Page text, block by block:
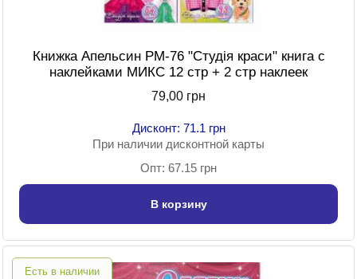
Книжка Апельсин РМ-76 "Студія краси" книга с
наклейками МИКС 12 стр + 2 стр наклеек
79,00 грн
Дисконт: 71.1 грн
При наличии дисконтной карты
Опт: 67.15 грн
В корзину
Есть в наличии